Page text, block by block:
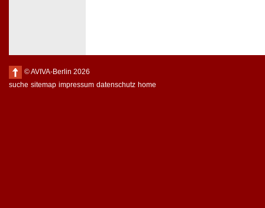
© AVIVA-Berlin 2026
suche sitemap impressum datenschutz home